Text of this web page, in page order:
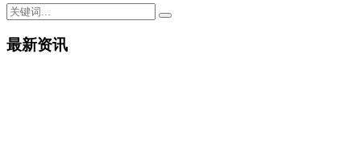
最新资讯